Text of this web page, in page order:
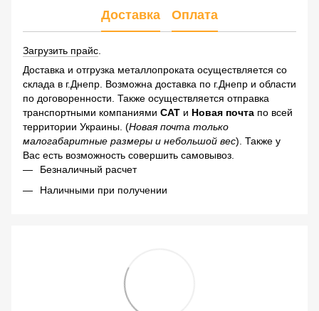
Доставка Оплата
Загрузить прайс
Доставка и отгрузка металлопроката осуществляется со
склада в г.Днепр. Возможна доставка по г.Днепр и области
по договоренности. Также осуществляется отправка
транспортными компаниями САТ и Новая почта по всей
территории Украины. (Новая почта только
малогабаритные размеры и небольшой вес). Также у
Вас есть возможность совершить самовывоз.
Безналичный расчет
Наличными при получении